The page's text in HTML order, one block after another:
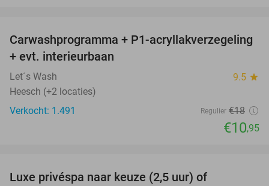
39%
Carwashprogramma + P1-acryllakverzegeling
+ evt. interieurbaan
Let´s Wash 9.5 star
Heesch (+2 locaties)
Verkocht: 1.491
Regulier €18
€10,95
Luxe privéspa naar keuze (2,5 uur) of